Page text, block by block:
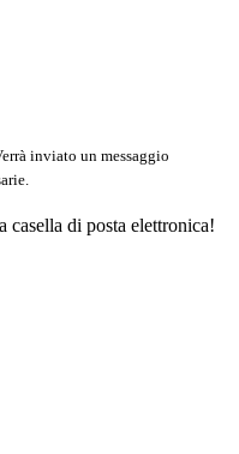
inviato un messaggio
casella di posta elettronica!